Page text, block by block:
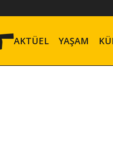
AKTÜEL YAŞAM